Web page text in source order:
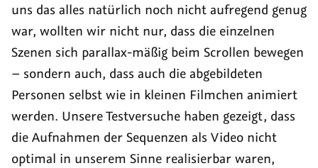
uns das alles natürlich noch nicht aufregend genug
war, wollten wir nicht nur, dass die einzelnen
Szenen sich parallax-mäßig beim Scrollen bewegen
– sondern auch, dass auch die abgebildeten
Personen selbst wie in kleinen Filmchen animiert
werden. Unsere Testversuche haben gezeigt, dass
die Aufnahmen der Sequenzen als Video nicht
optimal in unserem Sinne realisierbar waren,